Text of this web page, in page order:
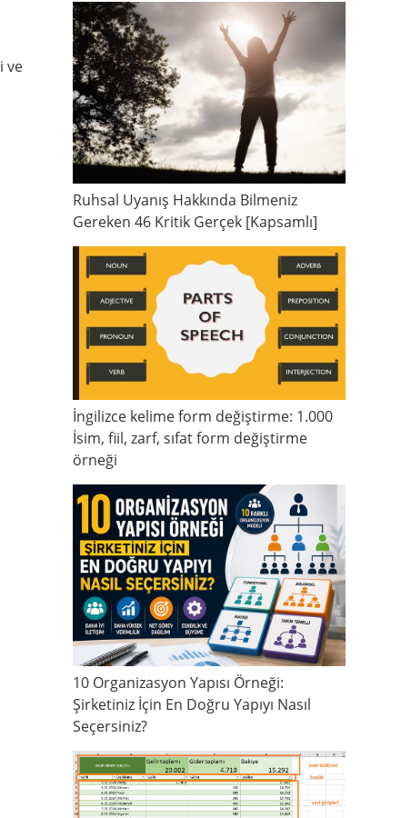
ve
Ruhsal Uyanış Hakkında Bilmeniz
Gereken 46 Kritik Gerçek [Kapsamlı]
İngilizce kelime form değiştirme: 1.000
İsim, fiil, zarf, sıfat form değiştirme
örneği
10 Organizasyon Yapısı Örneği:
Şirketiniz İçin En Doğru Yapıyı Nasıl
Seçersiniz?